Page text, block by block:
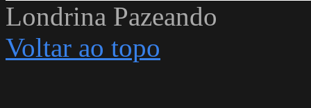
Londrina Pazeando
Voltar ao topo